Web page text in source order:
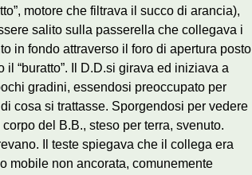
motore che filtrava il succo di arancia),
salito sulla passerella che collegava i
in fondo attraverso il foro di apertura posto
“buratto”. Il D.D.si girava ed iniziava a
gradini, essendosi preoccupato per
cosa si trattasse. Sporgendosi per vedere
del B.B., steso per terra, svenuto.
Il teste spiegava che il collega era
mobile non ancorata, comunemente